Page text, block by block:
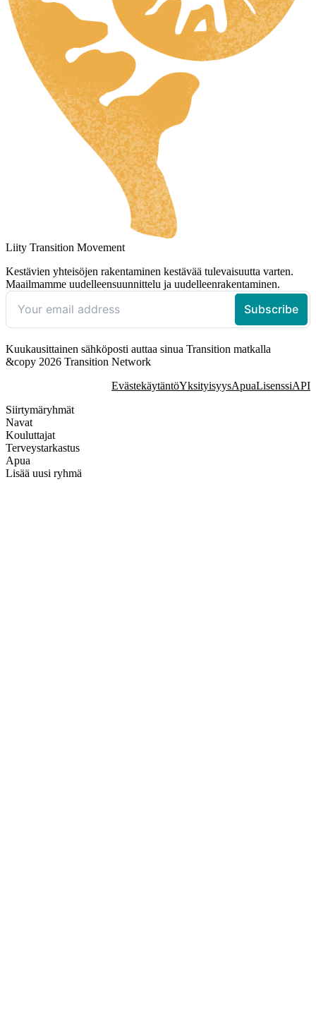
Liity Transition Movement
Kestävien yhteisöjen rakentaminen kestävää tulevaisuutta varten.
Maailmamme uudelleensuunnittelu ja uudelleenrakentaminen.
Kuukausittainen sähköposti auttaa sinua Transition matkalla
&copy 2026 Transition Network
EvästekäytäntöYksityisyysApuaLisenssiAPI
Siirtymäryhmät
Navat
Kouluttajat
Terveystarkastus
Apua
Lisää uusi ryhmä